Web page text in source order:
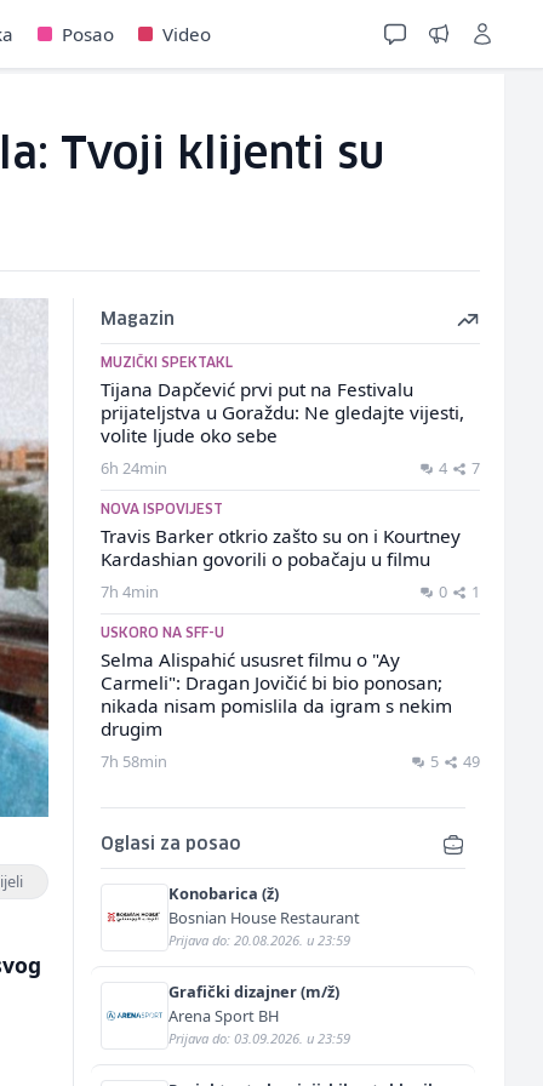
Posao Video
Tvoji klijenti su
Magazin
MUZIČKI SPEKTAKL
Tijana Dapčević prvi put na Festivalu
prijateljstva u Goraždu: Ne gledajte vijesti,
volite ljude oko sebe
6h 24min 4 7
NOVA ISPOVIJEST
Travis Barker otkrio zašto su on i Kourtney
Kardashian govorili o pobačaju u filmu
7h 4min 0 1
USKORO NA SFF-U
Selma Alispahić ususret filmu o "Ay
Carmeli": Dragan Jovičić bi bio ponosan;
nikada nisam pomislila da igram s nekim
drugim
7h 58min 5 49
Oglasi za posao
Konobarica (ž)
Bosnian House Restaurant
Prijava do: 20.08.2026. u 23:59
Grafički dizajner (m/ž)
Arena Sport BH
Prijava do: 03.09.2026. u 23:59